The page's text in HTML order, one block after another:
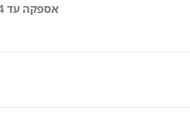
אספקה עד 4 ימי עסקים ברוב חלקי הארץ